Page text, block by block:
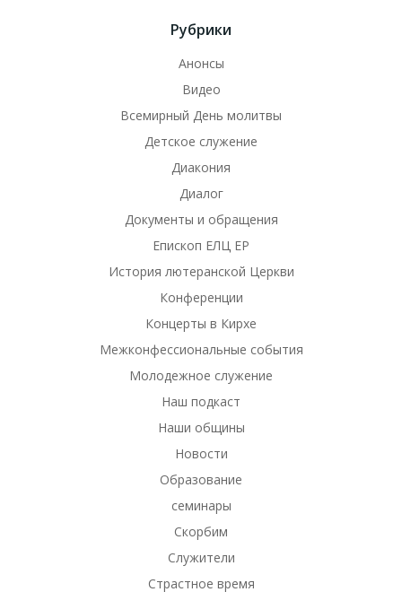
Рубрики
Анонсы
Видео
Всемирный День молитвы
Детское служение
Диакония
Диалог
Документы и обращения
Епископ ЕЛЦ ЕР
История лютеранской Церкви
Конференции
Концерты в Кирхе
Межконфессиональные события
Молодежное служение
Наш подкаст
Наши общины
Новости
Образование
семинары
Скорбим
Служители
Страстное время